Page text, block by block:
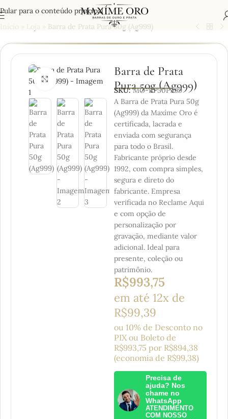
Pular para o conteúdo principal
Barra de Prata Pura 50g (Ag999)
Clique para ampliar
Barra de Prata
Pura 50g (Ag999)
SKU:MO-BP50P999
A Barra de Prata Pura 50g
(Ag999) da Maxíme Oro é
certificada, lacrada e
enviada com segurança
para todo o Brasil.
Fabricante próprio desde
1992, com compra simples,
segura e direto do
fabricante. Empresa
verificada no Reclame Aqui
e com opção de
personalização por
gravação, mediante valor
adicional. Ideal para
presente, coleção ou
patrimônio.
R$993,75
em até 12x de
R$99,39
ou 10% de Desconto no
PIX ou Boleto de
R$993,75 por R$894,38
(economia de R$99,38)
Precisa de
ajuda? Nos
chame no
WhatsApp
ATENDIMENTO
COM NOSSO